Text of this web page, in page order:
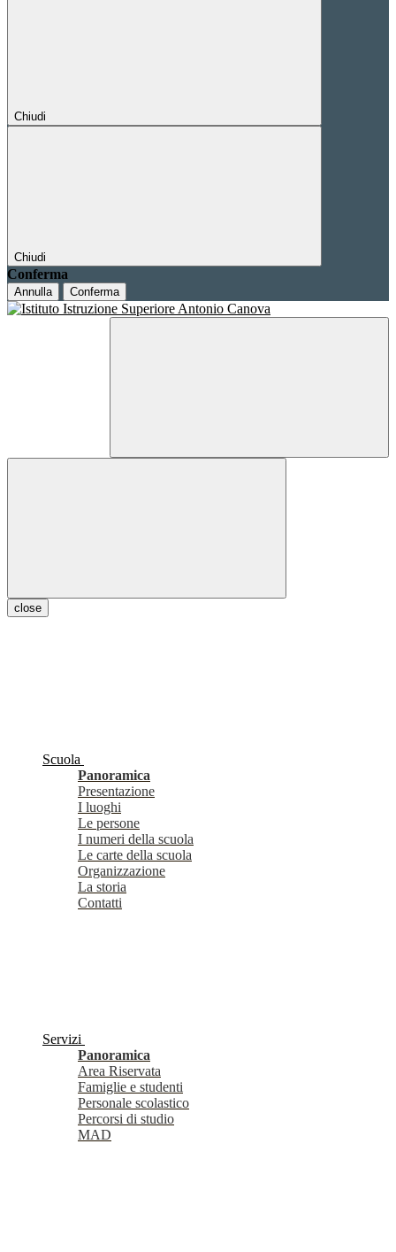
Chiudi
Chiudi
Conferma
Annulla Conferma
close
Scuola
Panoramica
Presentazione
I luoghi
Le persone
I numeri della scuola
Le carte della scuola
Organizzazione
La storia
Contatti
Servizi
Panoramica
Area Riservata
Famiglie e studenti
Personale scolastico
Percorsi di studio
MAD